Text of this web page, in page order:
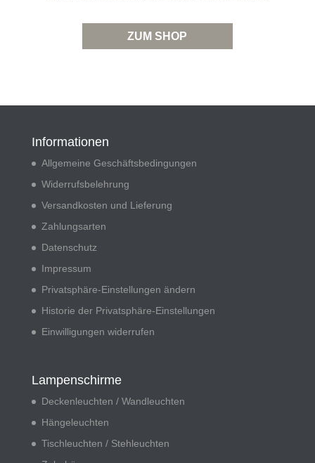
ZUM SHOP
Informationen
Allgemeine Geschäftsbedingungen
Widerrufsbelehrung
Versandkosten und Lieferung
Zahlungsarten
Datenschutz
Impressum
Privatsphäre-Einstellungen ändern
Historie der Privatsphäre-Einstellungen
Einwilligungen widerrufen
Lampenschirme
Deckenleuchten / Wandleuchten
Hängeleuchten
Tischleuchten / Stehleuchten